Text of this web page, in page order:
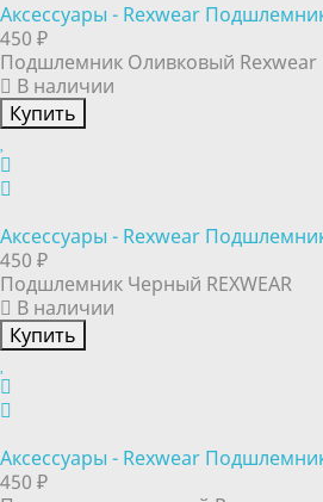
Аксессуары - Rexwear
450 ₽
Подшлемник Оливковый Rexwear
В наличии
Купить
Аксессуары - Rexwear
450 ₽
Подшлемник Черный REXWEAR
В наличии
Купить
Аксессуары - Rexwear
450 ₽